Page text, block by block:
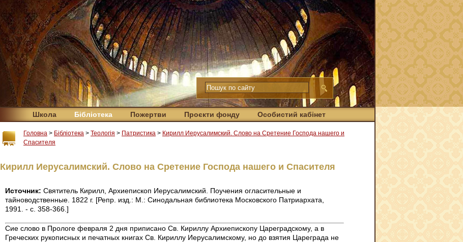
Школа Бібліотека Пожертви Проєкти фонду Особистий кабінет
Головна > Бібліотека > Теологія > Патристика > Кирилл Иерусалимский. Слово на Сретение Господа нашего и
Спасителя
Кирилл Иерусалимский. Слово на Сретение Господа нашего и Спасителя
Источник: Святитель Кирилл, Архиепископ Иерусалимский. Поучения огласительные и
тайноводственные. 1822 г. [Репр. изд.: М.: Синодальная библиотека Московского Патриархата,
1991. - с. 358-366.]
Сие слово в Прологе февраля 2 дня приписано Св. Кириллу Apxиeпископу Цареградскому, а в
Греческих рукописных и печатных книгах Св. Кириллу Иерусалимскому, но до взятия Цареграда не